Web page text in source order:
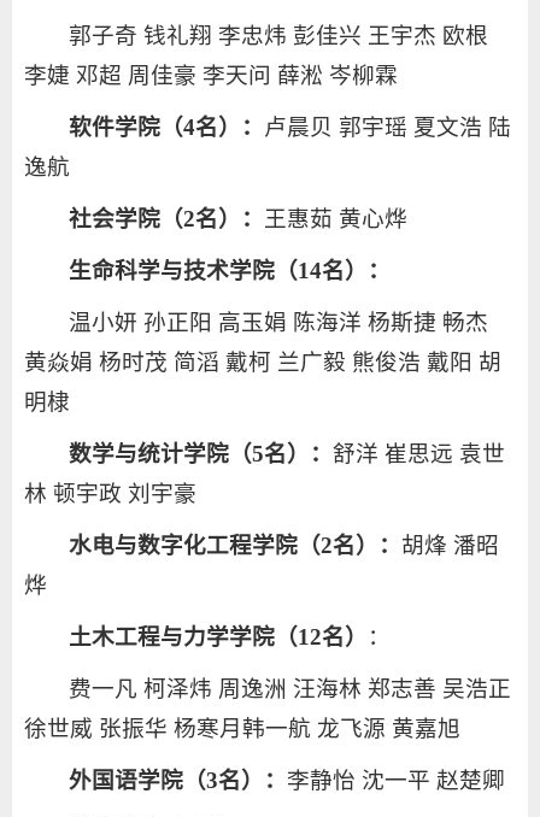
郭子奇 钱礼翔 李忠炜 彭佳兴 王宇杰 欧根
李婕 邓超 周佳豪 李天问 薛淞 岑柳霖
软件学院（4名）： 卢晨贝 郭宇瑶 夏文浩 陆
逸航
社会学院（2名）： 王惠茹 黄心烨
生命科学与技术学院（14名）：
温小妍 孙正阳 高玉娟 陈海洋 杨斯捷 畅杰
黄焱娟 杨时茂 简滔 戴柯 兰广毅 熊俊浩 戴阳 胡
明棣
数学与统计学院（5名）：舒洋 崔思远 袁世
林 顿宇政 刘宇豪
水电与数字化工程学院（2名）： 胡烽 潘昭
烨
土木工程与力学学院（12名） ：
费一凡 柯泽炜 周逸洲 汪海林 郑志善 吴浩正
徐世威 张振华 杨寒月韩一航 龙飞源 黄嘉旭
外国语学院（3名）： 李静怡 沈一平 赵楚卿